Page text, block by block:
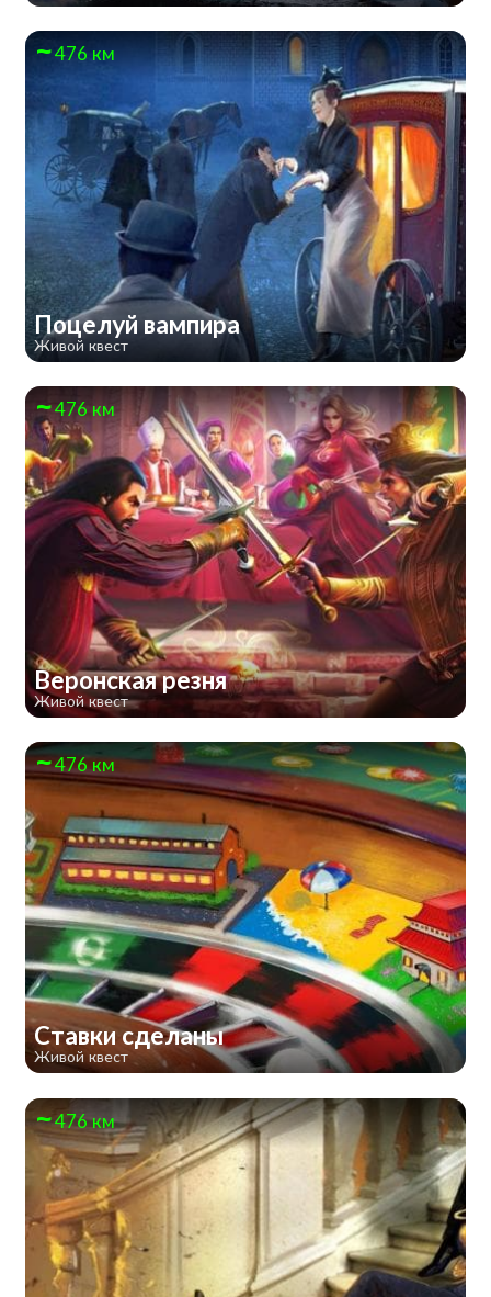
476 км
Поцелуй вампира
Живой квест
476 км
Веронская резня
Живой квест
476 км
Ставки сделаны
Живой квест
476 км